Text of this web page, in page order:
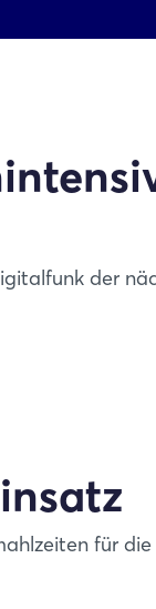
der
für die